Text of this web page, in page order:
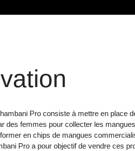
Pro consiste à mettre en place
des femmes pour collecter les
en chips de mangues
Pro a pour objectif de vendre ces